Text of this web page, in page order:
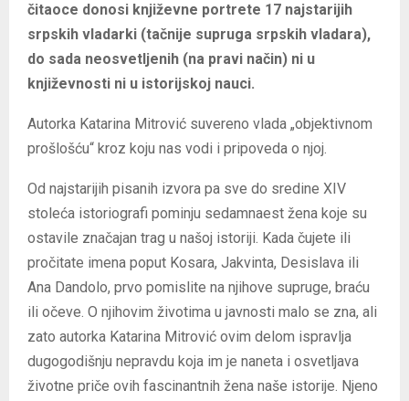
čitaoce donosi književne portrete 17 najstarijih
srpskih vladarki (tačnije supruga srpskih vladara),
do sada neosvetljenih (na pravi način) ni u
književnosti ni u istorijskoj nauci.
Autorka Katarina Mitrović suvereno vlada „objektivnom
prošlošću“ kroz koju nas vodi i pripoveda o njoj.
Od najstarijih pisanih izvora pa sve do sredine XIV
stoleća istoriografi pominju sedamnaest žena koje su
ostavile značajan trag u našoj istoriji. Kada čujete ili
pročitate imena poput Kosara, Jakvinta, Desislava ili
Ana Dandolo, prvo pomislite na njihove supruge, braću
ili očeve. O njihovim životima u javnosti malo se zna, ali
zato autorka Katarina Mitrović ovim delom ispravlja
dugogodišnju nepravdu koja im je naneta i osvetljava
životne priče ovih fascinantnih žena naše istorije. Njeno